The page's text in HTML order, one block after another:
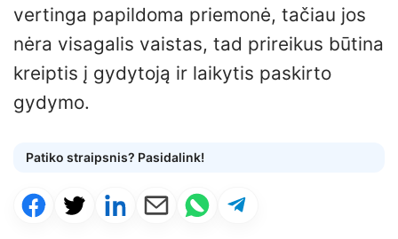
vertinga papildoma priemonė, tačiau jos
nėra visagalis vaistas, tad prireikus būtina
kreiptis į gydytoją ir laikytis paskirto
gydymo.
Patiko straipsnis? Pasidalink!